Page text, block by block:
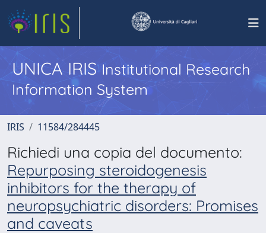
UNICA IRISInstitutional Research
Information System
IRIS 11584/284445
Richiedi una copia del documento:
Repurposing steroidogenesis
inhibitors for the therapy of
neuropsychiatric disorders: Promises
and caveats